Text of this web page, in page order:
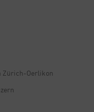
Zürich-Oerlikon